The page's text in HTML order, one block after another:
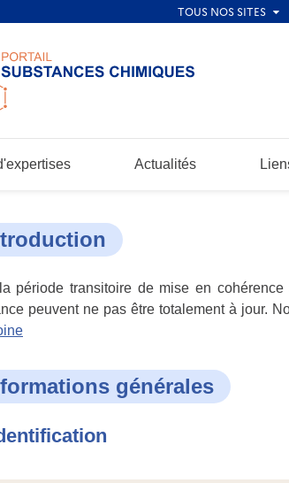
Actualités
période transitoire de mise en
peuvent ne pas être totalement à jour.
générales